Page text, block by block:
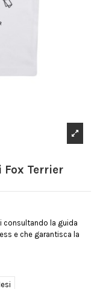
Terrier
consultando la guida
e che garantisca la